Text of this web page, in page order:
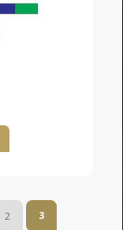
2 3